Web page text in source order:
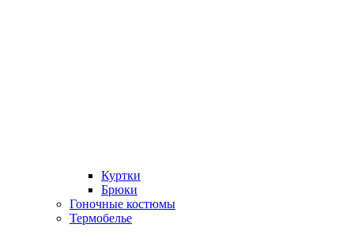
Куртки
Брюки
Гоночные костюмы
Термобелье